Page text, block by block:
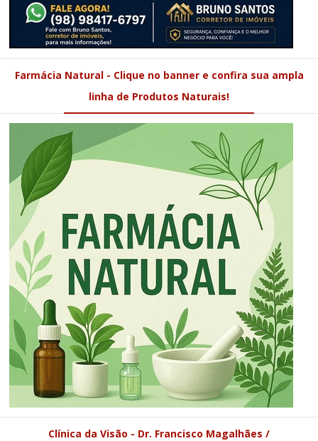
Farmácia Natural - Clique no banner e confira sua ampla
linha de Produtos Naturais!
Clínica da Visão - Dr. Francisco Magalhães /